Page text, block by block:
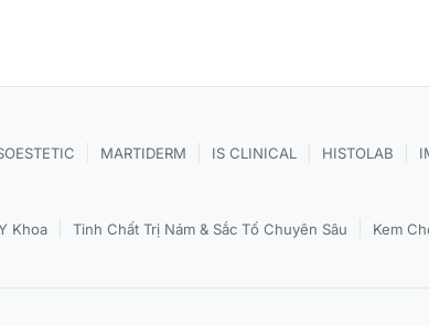
+ ANTIOXIDANTS APF44 - Bảo vệ & Phục
MARTIDERM IS CLINICAL HISTOLAB
Khoa Tinh Chất Trị Nám & Sắc Tố Chuyên Sâu Kem